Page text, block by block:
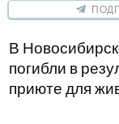
В
погибли в
приюте для